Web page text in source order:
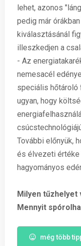
lehet, azonos
pedig már
kiválasztásánál
illeszkedjen a
- Az
nemesacél
speciális
ugyan, hogy
További előnyük,
és élvezeti értéke
hagyományos
Milyen tűzhelyet
Mennyit
még több